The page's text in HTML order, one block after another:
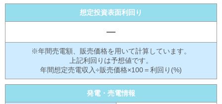
想定投資表面利回り
―
※年間売電額、販売価格を用いて計算しています。
上記利回りは予想値です。
年間想定売電収入÷販売価格×100＝利回り(%)
発電・売電情報